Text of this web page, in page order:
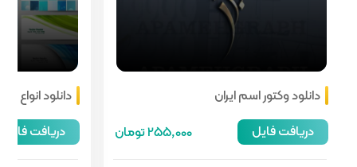
تومان
دانلود انواع هدر سایت
دریافت فایل
66,000 تومان